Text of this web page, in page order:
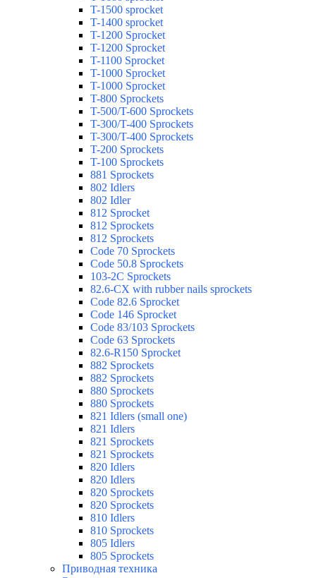
T-1500 sprocket
T-1400 sprocket
T-1200 Sprocket
T-1200 Sprocket
T-1100 Sprocket
T-1000 Sprocket
T-1000 Sprocket
T-800 Sprockets
T-500/T-600 Sprockets
T-300/T-400 Sprockets
T-300/T-400 Sprockets
T-200 Sprockets
T-100 Sprockets
881 Sprockets
802 Idlers
802 Idler
812 Sprocket
812 Sprockets
812 Sprockets
Code 70 Sprockets
Code 50.8 Sprockets
103-2C Sprockets
82.6-CX with rubber nails sprockets
Code 82.6 Sprocket
Code 146 Sprocket
Code 83/103 Sprockets
Code 63 Sprockets
82.6-R150 Sprocket
882 Sprockets
882 Sprockets
880 Sprockets
880 Sprockets
821 Idlers (small one)
821 Idlers
821 Sprockets
821 Sprockets
820 Idlers
820 Idlers
820 Sprockets
820 Sprockets
810 Idlers
810 Sprockets
805 Idlers
805 Sprockets
Приводная техника